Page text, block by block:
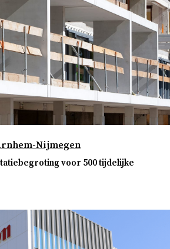
Nijmegen
voor 500 tijdelijke